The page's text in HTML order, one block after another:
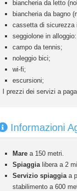
biancheria da letto
biancheria da bagno
cassetta di sicurezza
seggiolone in alloggio:
campo da tennis;
noleggio bici;
wi-fi;
escursioni;
I prezzi dei servizi a
Informazioni
Mare a 150 metri.
Spiaggialibera a 2
Servizio spiaggiaa
stabilimento a 600